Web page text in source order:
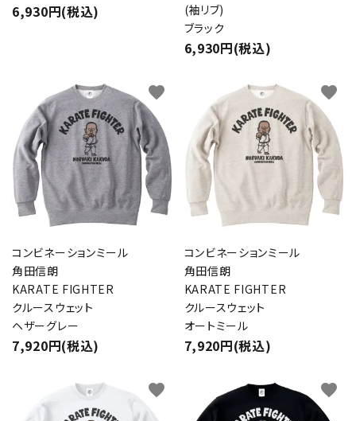
6,930円(税込)
(袖リブ)
ブラック
6,930円(税込)
コンビネーションミール
角田信朗
KARATE FIGHTER
クルースウェット
ヘザーグレー
7,920円(税込)
favorite
コンビネーションミール
角田信朗
KARATE FIGHTER
クルースウェット
オートミール
7,920円(税込)
favorite
favorite favorite